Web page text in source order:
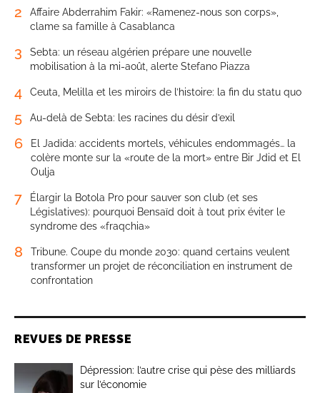
2
Affaire Abderrahim Fakir: «Ramenez-nous son corps»,
clame sa famille à Casablanca
3
Sebta: un réseau algérien prépare une nouvelle
mobilisation à la mi-août, alerte Stefano Piazza
4 Ceuta, Melilla et les miroirs de l’histoire: la fin du statu quo
5 Au-delà de Sebta: les racines du désir d’exil
6
El Jadida: accidents mortels, véhicules endommagés… la
colère monte sur la «route de la mort» entre Bir Jdid et El
Oulja
7
Élargir la Botola Pro pour sauver son club (et ses
Législatives): pourquoi Bensaïd doit à tout prix éviter le
syndrome des «fraqchia»
8
Tribune. Coupe du monde 2030: quand certains veulent
transformer un projet de réconciliation en instrument de
confrontation
REVUES DE PRESSE
Dépression: l’autre crise qui pèse des milliards
sur l’économie